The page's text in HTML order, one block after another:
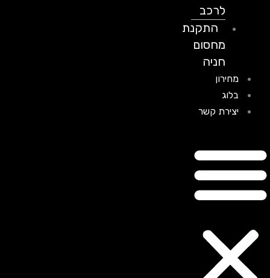
לרכב
התקנת
מחסום
חניה
מחירון
בלוג
יצירת קשר